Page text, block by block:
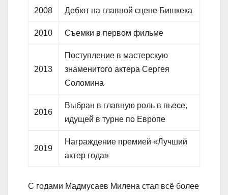
2008 Дебют на главной сцене Бишкека
2010 Съемки в первом фильме
2013
Поступление в мастерскую
знаменитого актера Сергея
Соломина
2016
Выбран в главную роль в пьесе,
идущей в турне по Европе
2019
Награждение премией «Лучший
актер года»
С годами Мадмусаев Милена стал всё более